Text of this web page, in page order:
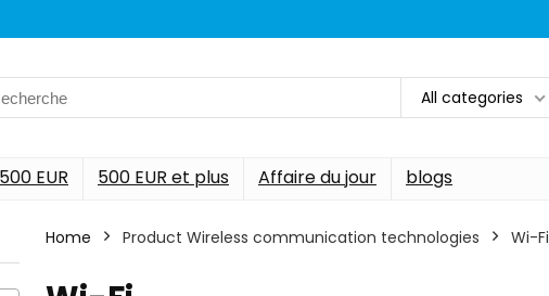
All categories
EUR 500 EUR et plus Affaire du jour blogs
Home Product Wireless communication technologies ‎Wi-Fi